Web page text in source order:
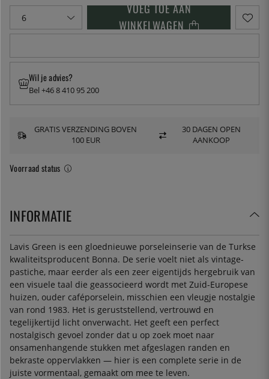
VOEG TOE AAN
WINKELWAGEN
Voorraad status
Wil je advies?
Bel +46 8 410 95 200
GRATIS VERZENDING BOVEN
100 EUR
30 DAGEN OPEN
AANKOOP
INFORMATIE
Lavis Green is een gloednieuwe porseleinserie van de Turkse
kwaliteitsproducent Bonna. De serie voelt niet als vintage-
pastiche, maar eerder als een zeer eigentijds hergebruik van
een visuele taal die geassocieerd wordt met Zuid-Europese
huizen, ouder caféporselein, misschien een vleugje nostalgie
van rond 1983. Het is geruststellend, vertrouwd en
tegelijkertijd licht onverwacht. Het geeft een perfect
nostalgisch gevoel zonder dat u op zoek moet naar
onsamenhangende stukken met afgeslagen randen en
bekraste oppervlakken — hier is een complete serie in de
juiste vormentaal, gemaakt om mee te leven.